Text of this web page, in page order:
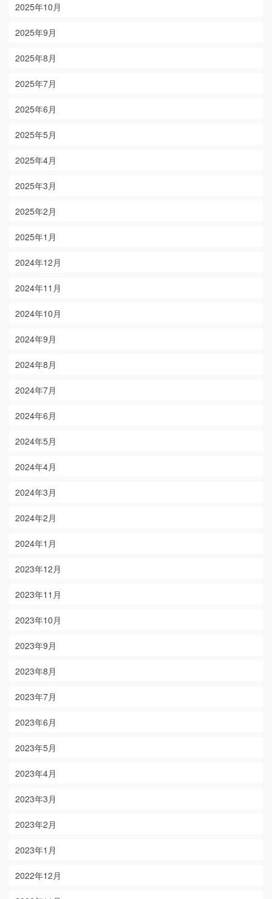
2025年10月
2025年9月
2025年8月
2025年7月
2025年6月
2025年5月
2025年4月
2025年3月
2025年2月
2025年1月
2024年12月
2024年11月
2024年10月
2024年9月
2024年8月
2024年7月
2024年6月
2024年5月
2024年4月
2024年3月
2024年2月
2024年1月
2023年12月
2023年11月
2023年10月
2023年9月
2023年8月
2023年7月
2023年6月
2023年5月
2023年4月
2023年3月
2023年2月
2023年1月
2022年12月